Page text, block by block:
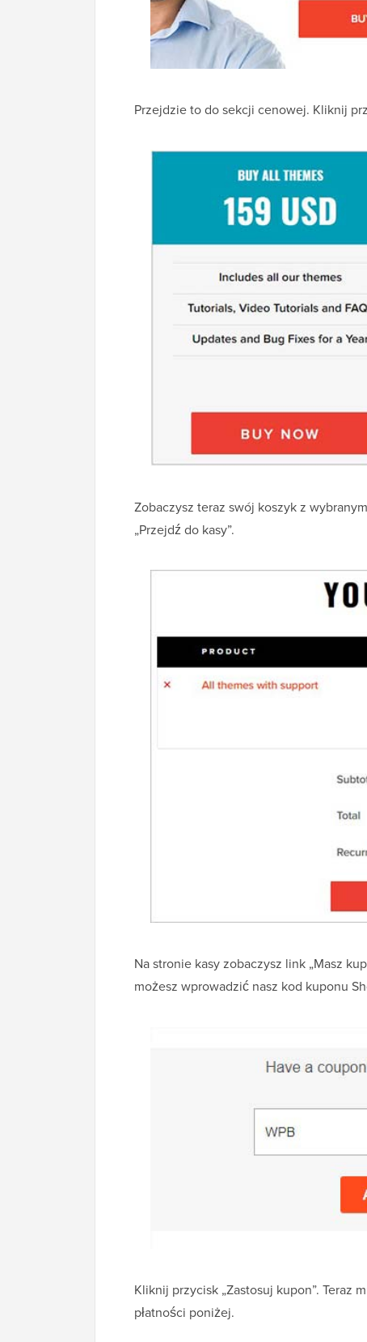
Przejdzie to do sekcji cenowej. Kliknij
Zobaczysz teraz swój koszyk z
„Przejdź do kasy”.
Na stronie kasy zobaczysz link „Masz
możesz wprowadzić nasz kod kuponu
Kliknij przycisk „Zastosuj kupon”. Teraz
płatności poniżej.